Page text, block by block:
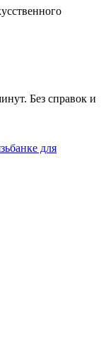
Без справок и